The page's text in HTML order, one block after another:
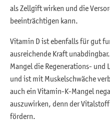
als Zellgift wirken und die
beeinträchtigen kann.
Vitamin D ist ebenfalls für gut
ausreichende Kraft
Mangel die Regenerations-
und ist mit Muskelschwäche
auch ein Vitamin-K-Mangel
auszuwirken, denn der
fördern.